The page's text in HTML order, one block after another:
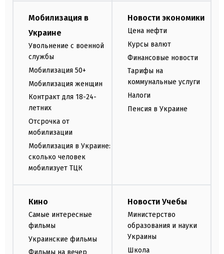
Мобилизация в
Украине
Увольнение с военной
службы
Мобилизация 50+
Мобилизация женщин
Контракт для 18-24-
летних
Отсрочка от
мобилизации
Мобилизация в Украине:
сколько человек
мобилизует ТЦК
Новости экономики
Цена нефти
Курсы валют
Финансовые новости
Тарифы на
коммунальные услуги
Налоги
Пенсия в Украине
Кино
Самые интересные
фильмы
Украинские фильмы
Новости Учебы
Министерство
образования и науки
Украины
Школа